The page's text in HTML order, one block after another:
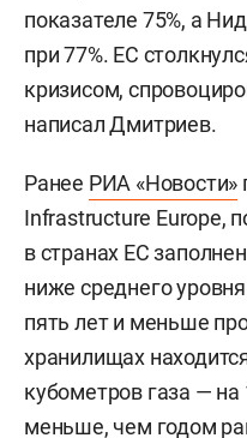
показателе 75%, а
при 77%. ЕС
кризисом,
написал Дмитриев.
Ранее РИА «Новости»
Infrastructure Europe,
в странах ЕС
ниже среднего
пять лет и меньше
хранилищах
кубометров газа —
меньше, чем годом